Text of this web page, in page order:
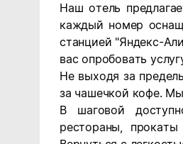
Наш отель
каждый номер
станцией "Яндекс-
вас опробовать
Не выходя за
за чашечкой кофе.
В шаговой
рестораны,